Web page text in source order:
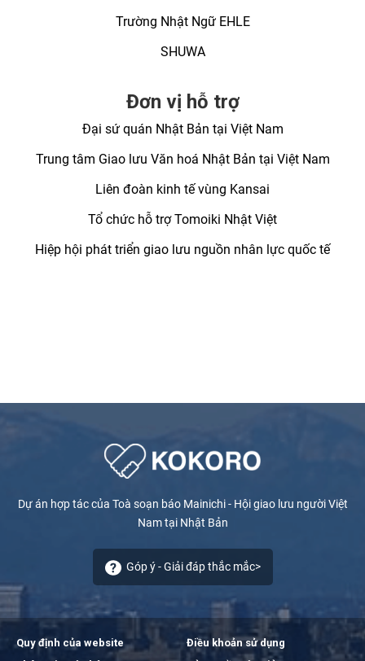
Trường Nhật Ngữ EHLE
SHUWA
Đơn vị hỗ trợ
Đại sứ quán Nhật Bản tại Việt Nam
Trung tâm Giao lưu Văn hoá Nhật Bản tại Việt Nam
Liên đoàn kinh tế vùng Kansai
Tổ chức hỗ trợ Tomoiki Nhật Việt
Hiệp hội phát triển giao lưu nguồn nhân lực quốc tế
Dự án hợp tác của Toà soạn báo Mainichi - Hội giao lưu người Việt
Nam tại Nhật Bản
Góp ý - Giải đáp thắc mắc>
Quy định của website
Điều khoản sử dụng